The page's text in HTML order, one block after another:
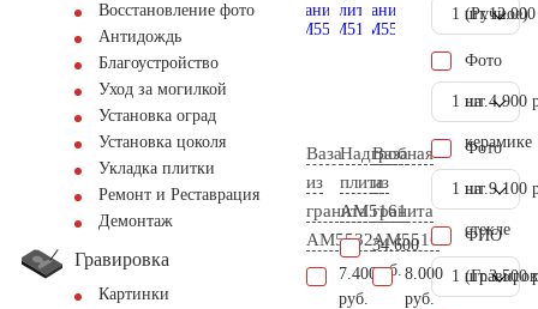
Восстановление фото
Антидождь
Благоустройство
Уход за могилкой
Установка оград
Установка цоколя
Укладка плитки
Ремонт и Реставрация
Демонтаж
Гравировка
Картинки
Ваза
из
гранита
AM5532
7.400
руб.
Надгробная
плита
AM5161
34.600
руб.
Ваза
из
гранита
AM5516
8.000
руб.
(Ручное)
1 шт.
Фото
на
керамике
1 шт. 4.900
Фото
на
стекле
1 шт. 9.100
ФИО
1 шт.3.500